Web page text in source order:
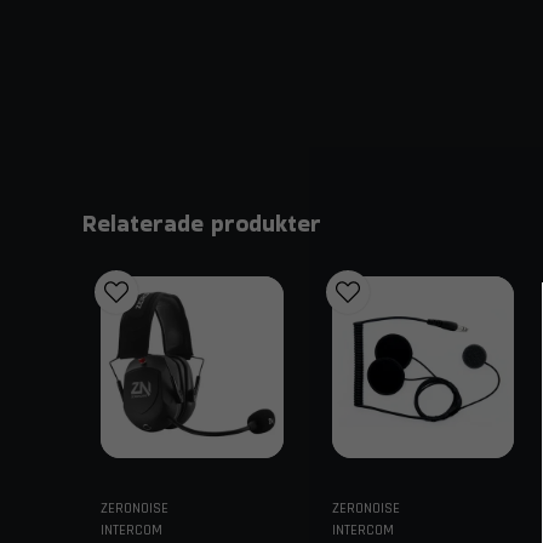
Relaterade produkter
ZERONOISE
INTERCOM
ZERONOISE
INTERCOM